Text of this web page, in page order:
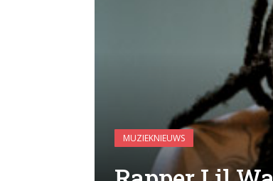
MUZIEKNIEUWS